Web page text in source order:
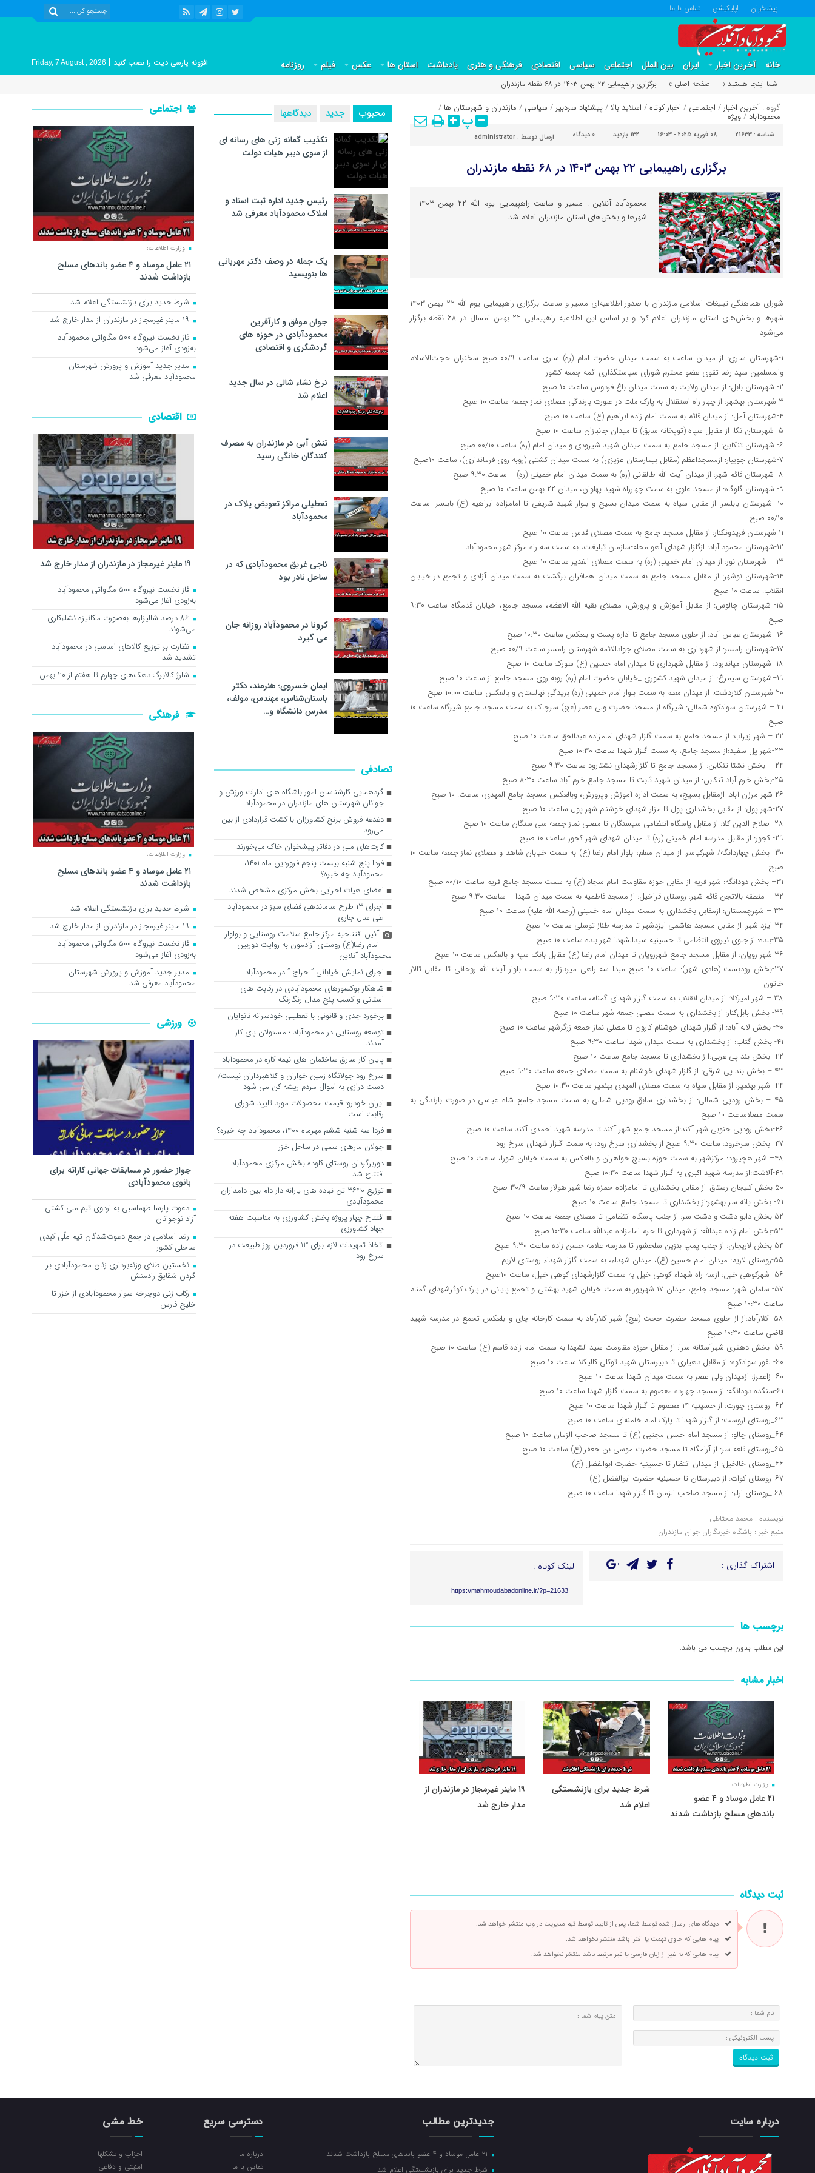
پیشخوان اپلیکیشن تماس با ما
خانه آخرین اخبار ایران بین الملل اجتماعی سیاسی اقتصادی فرهنگی و هنری یادداشت استان ها عکس فیلم روزنامه افزونه پارسی دیت را نصب کنید |
Friday, 7 August , 2026
شما اینجا هستید » صفحه اصلی » برگزاری راهپیمایی ۲۲ بهمن ۱۴۰۳ در ۶۸ نقطه مازندران
گروه :آخرین اخبار / اجتماعی / اخبار کوتاه/ اسلاید بالا/پیشنهاد سردبیر / سیاسی / مازندران و شهرستان ها /
محمودآباد /ویژه پ
شناسه : 21633 08 فوریه 2025 - 16:03 132 بازدید 0 دیدگاه ارسال توسط : administrator
برگزاری راهپیمایی ۲۲ بهمن ۱۴۰۳ در ۶۸ نقطه مازندران
محمودآباد آنلاین : مسیر و ساعت راهپیمایی یوم الله ۲۲ بهمن ۱۴۰۳
شهر‌ها و بخش‌های استان مازندران اعلام شد
شورای هماهنگی تبلیغات اسلامی مازندران با صدور اطلاعیه‌ای مسیر و ساعت برگزاری راهپیمایی یوم الله ۲۲ بهمن ۱۴۰۳
شهر‌ها و بخش‌های استان مازندران اعلام کرد و بر اساس این اطلاعیه راهپیمایی ۲۲ بهمن امسال در ۶۸ نقطه برگزار
می‌شود
۱-شهرستان ساری: از میدان ساعت به سمت میدان حضرت امام (ره) ساری ساعت ۰۰/۹ صبح سخنران حجت‌الاسلام
والمسلمین سید رضا تقوی عضو محترم شورای سیاستگذاری ائمه جمعه کشور
۲- شهرستان بابل: از میدان ولایت به سمت میدان باغ فردوس ساعت ۱۰ صبح
۳-شهرستان بهشهر: از چهار راه استقلال به پارک ملت در صورت بارندگی مصلای نماز جمعه ساعت ۱۰ صبح
۴-شهرستان آمل: از میدان قائم به سمت امام زاده ابراهیم (ع) ساعت ۱۰ صبح
۵- شهرستان نکا: از مقابل سپاه (توپخانه سابق) تا میدان جانبازان ساعت ۱۰ صبح
۶- شهرستان تنکابن: از مسجد جامع به سمت میدان شهید شیرودی و میدان امام (ره) ساعت ۰۰/۱۰ صبح
۷-شهرستان جویبار: ازمسجداعظم (مقابل بیمارستان عزیزی) به سمت میدان کشتی (روبه روی فرمانداری)، ساعت ۱۰صبح
۸ -شهرستان قائم شهر: از میدان آیت الله طالقانی (ره) به سمت میدان امام خمینی (ره) – ساعت:۹:۳۰ صبح
۹- شهرستان گلوگاه: از مسجد علوی به سمت چهارراه شهید پهلوان، میدان ۲۲ بهمن ساعت ۱۰ صبح
۱۰- شهرستان بابلسر: از مقابل سپاه به سمت میدان بسیج و بلوار شهید شریفی تا امامزاده ابراهیم (ع) بابلسر -ساعت
۰۰/۱۰ صبح
۱۱-شهرستان فریدونکنار: از مقابل مسجد جامع به سمت مصلای قدس ساعت ۱۰ صبح
۱۲-شهرستان محمود آباد: ازگلزار شهدای آهو محله-سازمان تبلیغات، به سمت سه راه مرکز شهر محمودآباد
۱۳ – شهرستان نور: از میدان امام خمینی (ره) به سمت مصلای الغدیر ساعت ۱۰ صبح
۱۴-شهرستان نوشهر: از مقابل مسجد جامع به سمت میدان همافران برگشت به سمت میدان آزادی و تجمع در خیابان
انقلاب. ساعت ۱۰ صبح
۱۵- شهرستان چالوس: از مقابل آموزش و پرورش، مصلای بقیه الله الاعظم، مسجد جامع، خیابان قدمگاه ساعت ۹:۳۰
صبح
۱۶- شهرستان عباس آباد: از جلوی مسجد جامع تا اداره پست و بلعکس ساعت ۱۰:۳۰ صبح
۱۷-شهرستان رامسر: از شهرداری به سمت مصلای جوادالائمه شهرستان رامسر ساعت ۰۰/۹ صبح
۱۸- شهرستان میاندرود: از مقابل شهرداری تا میدان امام حسین (ع) سورک ساعت ۱۰ صبح
۱۹–شهرستان سیمرغ: از میدان شهید کشوری _خیابان حضرت امام (ره) روبه روی مسجد جامع از ساعت ۱۰ صبح
۲۰-شهرستان کلاردشت: از میدان معلم به سمت بلوار امام خمینی (ره) بریدگی نهالستان و بالعکس ساعت ۱۰:۰۰ صبح
۲۱ – شهرستان سوادکوه شمالی: شیرگاه از مسجد حضرت ولی عصر (عج) سرچاک به سمت مسجد جامع شیرگاه ساعت ۱۰
صبح
۲۲ – شهر زیراب: از مسجد جامع به سمت گلزار شهدای امامزاده عبدالحق ساعت ۱۰ صبح
۲۳-شهر پل سفید:از مسجد جامع، به سمت گلزار شهدا ساعت ۱۰:۳۰ صبح
۲۴ – بخش نشتا تنکابن: از مسجد جامع تا گلزارشهدای نشتارود ساعت ۹:۳۰ صبح
۲۵-بخش خرم آباد تنکابن: از میدان شهید ثابت تا مسجد جامع خرم آباد ساعت ۸:۳۰ صبح
۲۶-شهر مرزن آباد: ازمقابل بسیج، به سمت اداره آموزش وپرورش، وبالعکس مسجد جامع المهدی، ساعت: ۱۰ صبح
۲۷-شهر پول: از مقابل بخشداری پول تا مزار شهدای خوشنام شهر پول ساعت ۱۰ صبح
۲۸–صلاح الدین کلا: از مقابل پاسگاه انتظامی سیسنگان تا مصلی نماز جمعه سی سنگان ساعت ۱۰ صبح
۲۹- کجور: از مقابل مدرسه امام خمینی (ره) تا میدان شهدای شهر کجور ساعت ۱۰ صبح
۳۰- بخش چهاردانگه/ شهرکیاسر: از میدان معلم، بلوار امام رضا (ع) به سمت خیابان شاهد و مصلای نماز جمعه ساعت ۱۰
صبح
۳۱– بخش دودانگه: شهر فریم از مقابل حوزه مقاومت امام سجاد (ع) به سمت مسجد جامع فریم ساعت ۰۰/۱۰ صبح
۳۲ – منطقه بالاتجن قائم شهر: روستای قراخیل: از مسجد فاطمیه به سمت میدان شهدا – ساعت ۹:۳۰ صبح
۳۳ – شهرچمستان: ازمقابل بخشداری به سمت میدان امام خمینی (رحمه الله علیه) ساعت ۱۰ صبح
۳۴-ایزد شهر: از مقابل مسجد هاشمی ایزدشهر تا مدرسه طناز توسلی ساعت ۱۰ صبح
۳۵-بلده: از جلوی نیروی انتظامی تا حسینیه سیدالشهدا شهر بلده ساعت ۱۰ صبح
۳۶-شهر رویان: از مقابل مسجد جامع شهررویان تا میدان امام رضا (ع) مقابل بانک سپه و بالعکس ساعت ۱۰ صبح
۳۷-بخش رودبست (هادی شهر): ساعت ۱۰ صبح مبدا سه راهی میربازار به سمت بلوار آیت الله روحانی تا مقابل تالار
خاتون
۳۸ – شهر امیرکلا: از میدان انقلاب به سمت گلزار شهدای گمنام، ساعت ۹:۳۰ صبح
۳۹- بخش بابل‌کنار: از بخشداری به سمت مصلی جمعه شهر ساعت ۱۰ صبح
۴۰- بخش لاله آباد: از گلزار شهدای خوشنام کارون تا مصلی نماز جمعه زرگرشهر ساعت ۱۰ صبح
۴۱- بخش گتاب: از بخشداری به سمت میدان شهدا ساعت ۹:۳۰ صبح
۴۲ -بخش بند پی غربی:ا ز بخشداری تا مسجد جامع ساعت ۱۰ صبح
۴۳ – بخش بند پی شرقی: از گلزار شهدای خوشنام به سمت مصلای جمعه ساعت ۹:۳۰ صبح
۴۴- شهر بهنمیر: از مقابل سپاه به سمت مصلای المهدی بهنمیر ساعت ۱۰:۳۰ صبح
۴۵ – بخش رودپی شمالی: از بخشداری سابق رودپی شمالی به سمت مسجد جامع شاه عباسی در صورت بارندگی به
سمت مصلاساعت ۱۰ صبح
۴۶-بخش رودپی جنوبی شهر آکند:از مسجد جامع شهر آکند تا مدرسه شهید احمدی آکند ساعت ۱۰ صبح
۴۷- بخش سرخرود: ساعت ۹:۳۰ صبح از بخشداری سرخ رود، به سمت گلزار شهدای سرخ رود
۴۸– شهر هچیرود: مرکزشهر به سمت حوزه بسیج خواهران و بالعکس به سمت خیابان شورا، ساعت ۱۰ صبح
۴۹-آلاشت:از مدرسه شهید اکبری به گلزار شهدا ساعت ۱۰:۳۰ صبح
۵۰-بخش کلیجان رستاق: از مقابل بخشداری تا امامزاده حمزه رضا شهر هولار ساعت ۳۰/۹ صبح
۵۱- بخش یانه سر بهشهر:از بخشداری تا مسجد جامع ساعت ۱۰ صبح
۵۲-بخش دابو دشت و دشت سر: از جنب پاسگاه انتظامی تا مصلای جمعه ساعت ۱۰ صبح
۵۳-بخش امام زاده عبدالله: از شهرداری تا حرم امامزاده عبدالله ساعت ۱۰:۳۰ صبح.
۵۴-بخش لاریجان: از جنب پمپ بنزین سلحشور تا مدرسه علامه حسن زاده ساعت ۹:۳۰ صبح
۵۵-روستای لاریم: میدان امام حسین (ع)، میدان شهداء، به سمت گلزار شهداء روستای لاریم
۵۶- شهرکوهی خیل: ازسه راه شهداء کوهی خیل به سمت گلزارشهدای کوهی خیل، ساعت ۱۰صبح
۵۷- سلمان شهر: مسجد جامع، میدان ۱۷ شهریور به سمت خیابان شهید بهشتی و تجمع پایانی در پارک کوثرشهدای گمنام
ساعت ۱۰:۳۰ صبح
۵۸- کلارآباد:از از جلوی مسجد حضرت حجت (عج) شهر کلارآباد به سمت کارخانه چای و بلعکس تجمع در مدرسه شهید
قاضی ساعت ۱۰:۳۰ صبح
۵۹- بخش دهفری شهرآستانه سرا: از مقابل حوزه مقاومت سید الشهدا به سمت امام زاده قاسم (ع) ساعت ۱۰ صبح
۶۰- لفور سوادکوه: از مقابل دهیاری تا دبیرستان شهید توکلی کالیکلا ساعت ۱۰ صبح
۶۰- زاغمرز: ازمیدان ولی عصر به سمت میدان شهدا ساعت ۱۰ صبح
۶۱-سنگده دودانگه: از مسجد چهارده معصوم به سمت گلزار شهدا ساعت ۱۰ صبح
۶۲- روستای چورت: از حسینیه ۱۴ معصوم تا گلزار شهدا ساعت ۱۰ صبح
۶۳_روستای اروست: از گلزار شهدا تا پارک امام خامنه‌ای ساعت ۱۰ صبح
۶۴_روستای چالو: از مسجد امام حسن مجتبی (ع) تا مسجد صاحب الزمان ساعت ۱۰ صبح
۶۵_روستای قلعه سر: از آرامگاه تا مسجد حضرت موسی بن جعفر (ع) ساعت ۱۰ صبح
۶۶_روستای خالخیل: از میدان انتظار تا حسینیه حضرت ابوالفضل (ع)
۶۷_روستای کوات: از دبیرستان تا حسینیه حضرت ابوالفضل (ع)
۶۸ _روستای اراء: از مسجد صاحب الزمان تا گلزار شهدا ساعت ۱۰ صبح
نویسنده : محمد محتاطی
منبع خبر : باشگاه خبرنگاران جوان مازندران
اشتراک گذاری : لینک کوتاه :
https://mahmoudabadonline.ir/?p=21633
برچسب ها
این مطلب بدون برچسب می باشد.
اخبار مشابه
وزارت اطلاعات:
۲۱ عامل موساد و ۴ عضو
باند‌های مسلح بازداشت شدند
شرط جدید برای بازنشستگی
اعلام شد
۱۹ ماینر غیرمجاز در مازندران از
مدار خارج شد
ثبت دیدگاه
دیدگاه های ارسال شده توسط شما، پس از تایید توسط تیم مدیریت در وب منتشر خواهد شد.
پیام هایی که حاوی تهمت یا افترا باشد منتشر نخواهد شد.
پیام هایی که به غیر از زبان فارسی یا غیر مرتبط باشد منتشر نخواهد شد.
محبوب جدید دیدگاهها
تکذیب گمانه زنی های رسانه ای
از سوی دبیر هیات دولت
رئیس جدید اداره ثبت اسناد و
املاک محمودآباد معرفی شد
یک جمله در وصف دکتر مهربانی
ها بنویسید
جوان موفق و کارآفرین
محمودآبادی در حوزه های
گردشگری و اقتصادی
نرخ نشاء شالی در سال جدید
اعلام شد
تنش آبی در مازندران به مصرف
كنندگان خانگی رسيد
تعطیلی مراکز تعویض پلاک در
محمودآباد
ناجی غریق محمودآبادی که در
ساحل نادر بود
کرونا در محمودآباد روزانه جان
می گیرد
ایمان خسروی؛ هنرمند، دکتر
باستان‌شناس، مهندس، مولف،
مدرس دانشگاه و…
تصادفی
گردهمایی کارشناسان امور باشگاه های ادارات ورزش و
جوانان شهرستان های مازندران در محمودآباد
دغدغه فروش برنج کشاورزان با کشت قراردادی از بین
می‌رود
کارت‌های ملی در دفاتر پیشخوان خاک می‌خورند
فردا پنج شنبه بیست پنجم فروردین ماه ۱۴۰1،
محمودآباد چه خبره؟
اعضای هیات اجرایی بخش مرکزی مشخص شدند
اجرای ۱۳ طرح ساماندهی فضای سبز در محمودآباد
طی سال جاری
آئین افتتاحیه مرکز جامع سلامت روستایی و بولوار
امام رضا(ع) روستای آزادمون به روایت دوربین
محمودآباد آنلاین
اجرای نمایش خیابانی ” حراج ” در محمودآباد
شاهکار بوکسورهای محمودآبادی در رقابت های
استانی و کسب پنج مدال رنگارنگ
برخورد جدی و قانونی با تعطیلی خودسرانه نانوایان
توسعه روستایی در محمودآباد ؛ مسئولان پای کار
آمدند
پایان کار سارق ساختمان های نیمه کاره در محمودآباد
سرخ رود جولانگاه زمین خواران و کلاهبرداران نیست/
دست درازی به اموال مردم ریشه کن می شود
ایران خودرو: ­قیمت محصولات مورد تایید شورای
رقابت است
فردا سه شنبه ششم مهرماه ۱۴۰۰، محمودآباد چه خبره؟
جولان مارهای سمی در ساحل خزر
دوربرگردان روستای کلوده بخش مرکزی محمودآباد
افتتاح شد
توزیع ۳۶۴۰ تن نهاده های یارانه دار دام بین دامداران
محمودآبادی
افتتاح چهار پروژه بخش کشاورزی به مناسبت هفته
جهاد کشاورزی
اتخاذ تمهیدات لازم برای 13 فروردین روز طبیعت در
سرخ رود
اجتماعی
وزارت اطلاعات:
۲۱ عامل موساد و ۴ عضو باند‌های مسلح
بازداشت شدند
شرط جدید برای بازنشستگی اعلام شد
فاز نخست نیروگاه ۵۰۰ مگاواتی محمودآباد
به‌زودی آغاز می‌شود
مدیر جدید آموزش و پرورش شهرستان
محمودآباد معرفی شد
اقتصادی
۱۹ ماینر غیرمجاز در مازندران از مدار خارج شد
فاز نخست نیروگاه ۵۰۰ مگاواتی محمودآباد
به‌زودی آغاز می‌شود
۸۶ درصد شالیزارها به‌صورت مکانیزه نشاءکاری
می‌شوند
نظارت بر توزیع کالا‌های اساسی در محمودآباد
تشدید شد
شارژ کالابرگ دهک‌های چهارم تا هفتم از ۲۰ بهمن
فرهنگی
وزارت اطلاعات:
۲۱ عامل موساد و ۴ عضو باند‌های مسلح
بازداشت شدند
شرط جدید برای بازنشستگی اعلام شد
فاز نخست نیروگاه ۵۰۰ مگاواتی محمودآباد
به‌زودی آغاز می‌شود
مدیر جدید آموزش و پرورش شهرستان
محمودآباد معرفی شد
ورزشی
جواز حضور در مسابقات جهانی کاراته برای
بانوی محمودآبادی
دعوت پارسا طهماسبی به اردوی تیم ملی کشتی
آزاد نوجوانان
رضا اسلامی در جمع دعوت‌شدگان تیم ملّی کبدی
ساحلی کشور
نخستین طلای وزنه‌برداری زنان محمودآبادی بر
گردن شقایق رادمنش
رکاب زنی دوچرخه سوار محمودآبادی از خزر تا
خلیج فارس
درباره سایت جدیدترین مطالب
شرط جدید برای بازنشستگی اعلام شد
دسترسی سریع
درباره ما
تماس با ما
خط مشی
احزاب و تشکلها
امنیتی و دفاعی